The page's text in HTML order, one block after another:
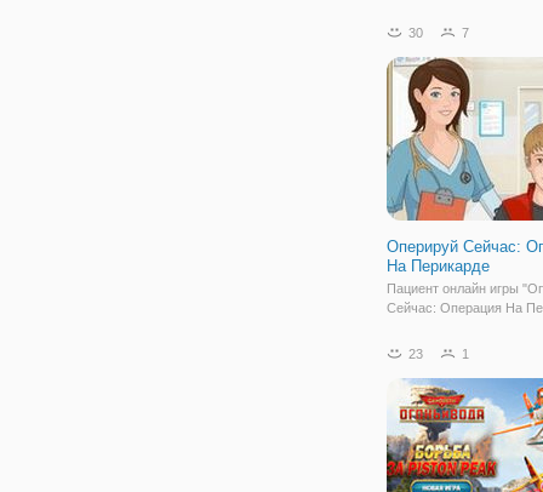
штрафное очко,
это 2 штрафных очка.
30 7
Оперируй Сейчас:
На Перикарде
Пациент онлайн игры
Сейчас: Операция На
тяжелых болей в груди в
нужна ваша помощь и
вас зависит, сможете
помочь. В
23 1